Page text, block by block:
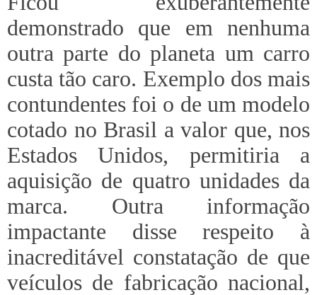
demonstrado que em nenhuma
outra parte do planeta um carro
custa tão caro. Exemplo dos mais
contundentes foi o de um modelo
cotado no Brasil a valor que, nos
Estados Unidos, permitiria a
aquisição de quatro unidades da
marca. Outra informação
impactante disse respeito à
inacreditável constatação de que
veículos de fabricação nacional,